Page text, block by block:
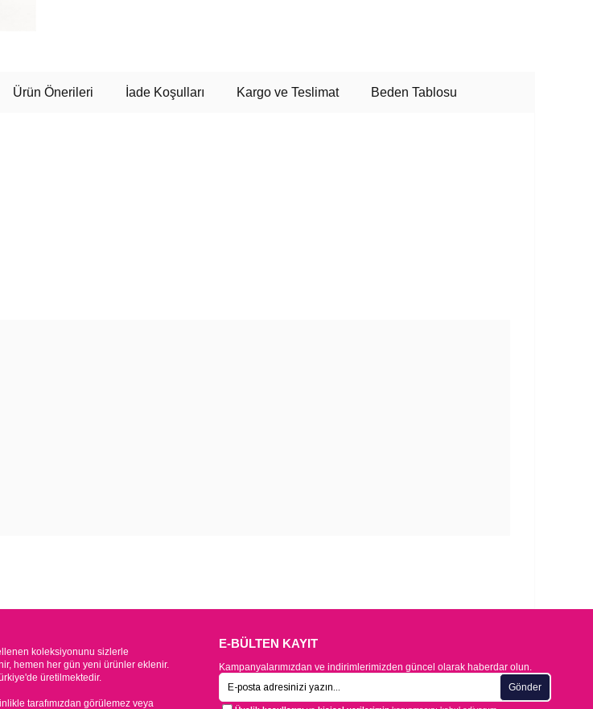
Ürün Önerileri İade Koşulları Kargo ve Teslimat Beden Tablosu
koleksiyonunu sizlerle
hemen her gün yeni ürünler eklenir.
üretilmektedir.
tarafımızdan görülemez veya
E-BÜLTEN KAYIT
Kampanyalarımızdan ve indirimlerimizden güncel olarak haberdar olun.
Gönder